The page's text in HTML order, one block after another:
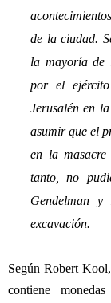
de la ciudad.
la mayoría de
por el
Jerusalén en
asumir que el
en la
tanto, no
Gendelman y
excavación.
Según Robert
contiene